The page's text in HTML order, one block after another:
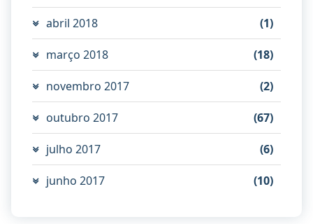
abril 2018 (1)
março 2018 (18)
novembro 2017 (2)
outubro 2017 (67)
julho 2017 (6)
junho 2017 (10)